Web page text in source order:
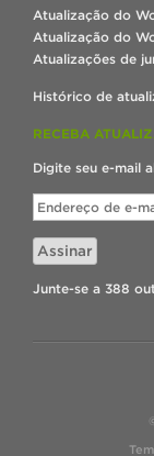
Atualização do
Atualização do
Atualizações de
Histórico de
RECEBA
Digite seu e-mail
Endereço
de
e-
mail
Assinar
Junte-se a 388